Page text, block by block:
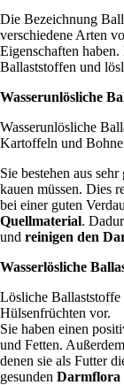
Die Bezeichnung
verschiedene Arten
Eigenschaften
Ballaststoffen und
Wasserunlösliche
Wasserunlösliche
Kartoffeln und
Sie bestehen aus
kauen müssen. Dies
bei einer guten
Quellmaterial.
und reinigen den
Wasserlösliche
Lösliche
Hülsenfrüchten vor.
Sie haben einen
und Fetten.
denen sie als Futter
gesunden Darmflora